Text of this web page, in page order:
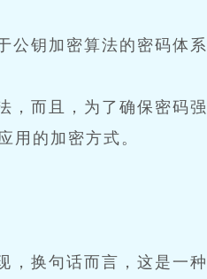
公钥加密算法的密码体系
，而且，为了确保密码强
用的加密方式。
，换句话而言，这是一种